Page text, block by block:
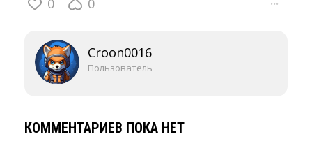
0 0 ···
Croon0016
Пользователь
КОММЕНТАРИЕВ ПОКА НЕТ